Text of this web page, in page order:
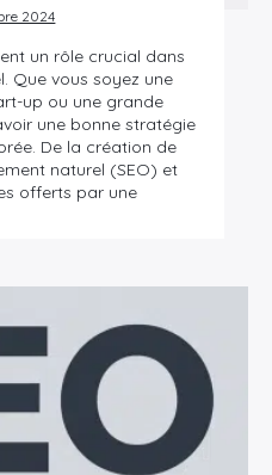
2024
un rôle crucial dans
Que vous soyez une
up ou une grande
une bonne stratégie
De la création de
naturel (SEO) et
offerts par une